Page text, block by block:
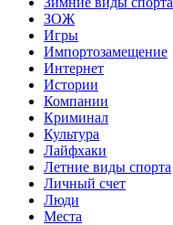
ЗОЖ
Игры
Импортозамещение
Интернет
Истории
Компании
Криминал
Культура
Лайфхаки
Летние виды спорта
Личный счет
Люди
Места